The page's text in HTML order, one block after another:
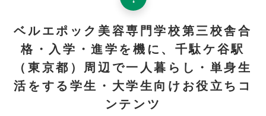
ベルエポック美容専門学校第三校舎合
格・入学・進学を機に、千駄ケ谷駅
（東京都）周辺で一人暮らし・単身生
活をする学生・大学生向けお役立ちコ
ンテンツ